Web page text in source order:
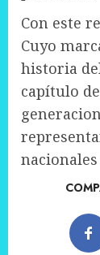
Con este
Cuyo
historia
capítulo